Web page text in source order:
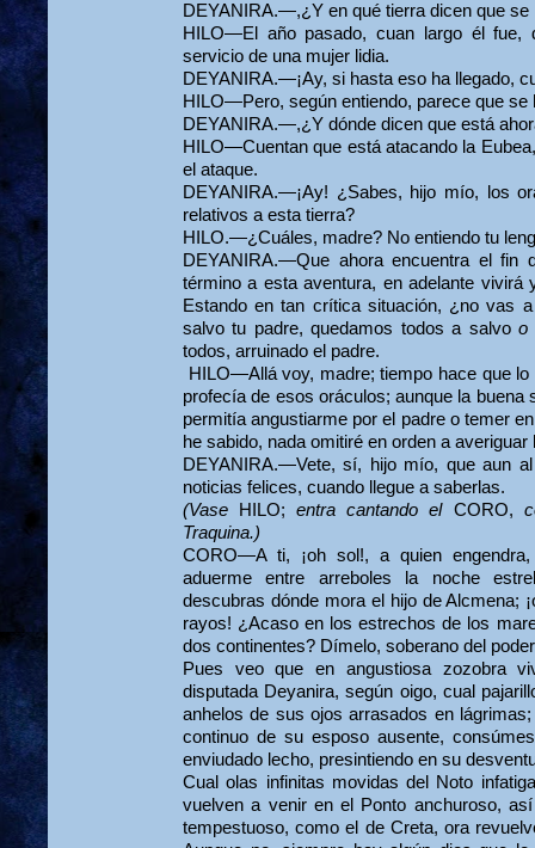
DEYANIRA.—,¿Y en qué tierra dicen que se
HILO—El año pasado, cuan largo él fue,
servicio de una mujer lidia.
DEYANIRA.—¡Ay, si hasta eso ha llegado,
HILO—Pero, según entiendo, parece que se
DEYANIRA.—,¿Y dónde dicen que está
HILO—Cuentan que está atacando la
el ataque.
DEYANIRA.—¡Ay! ¿Sabes, hijo mío, los
relativos a esta tierra?
HILO.—¿Cuáles, madre? No entiendo tu
DEYANIRA.—Que ahora encuentra el
término a esta aventura, en adelante
Estando en tan crítica situación, ¿no vas
salvo tu padre, quedamos todos a salvo
todos, arruinado el padre.
HILO—Allá voy, madre; tiempo hace que
profecía de esos oráculos; aunque la buena
permitía angustiarme por el padre o temer
he sabido, nada omitiré en orden a
DEYANIRA.—Vete, sí, hijo mío, que aun
noticias felices, cuando llegue a saberlas.
(Vase
HILO;entra cantando el CORO,
Traquina.)
CORO—A ti, ¡oh sol!, a quien
aduerme entre arreboles la noche
descubras dónde mora el hijo de Alcmena;
rayos! ¿Acaso en los estrechos de los
dos continentes? Dímelo, soberano del
Pues veo que en angustiosa zozobra
disputada Deyanira, según oigo, cual
anhelos de sus ojos arrasados en
continuo de su esposo ausente,
enviudado lecho, presintiendo en su
Cual olas infinitas movidas del Noto
vuelven a venir en el Ponto an­churoso,
tempestuoso, como el de Creta, ora